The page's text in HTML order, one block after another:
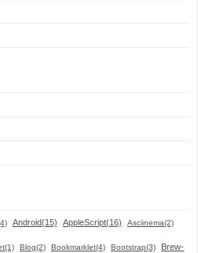
Android(15) AppleScript(16) Asciinema(2)
Blog(2) Bookmarklet(4) Bootstrap(3) Brew-